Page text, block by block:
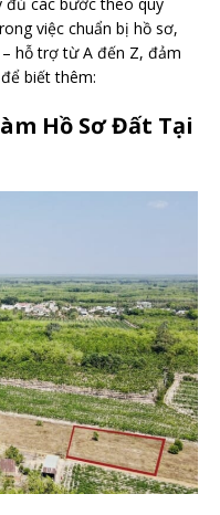
việc chuẩn bị hồ sơ,
hỗ trợ từ A đến Z, đảm
biết thêm:
Hồ Sơ Đất Tại